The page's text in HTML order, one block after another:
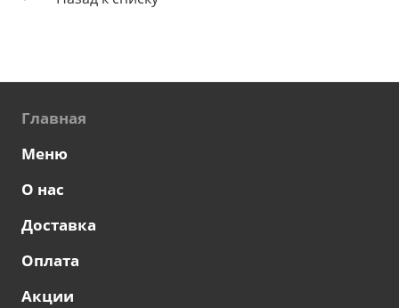
Главная
Меню
О нас
Доставка
Оплата
Акции